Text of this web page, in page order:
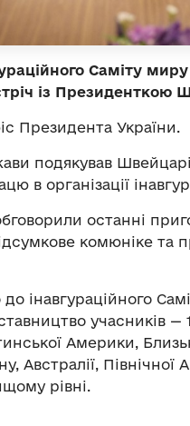
Саміту
із Президенткою
Президента України.
подякував
в організації
останні
комюніке
інавгураційного
учасників —
Америки,
Австралії,
рівні.